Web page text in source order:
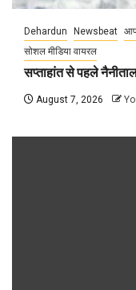
Dehardun Newsbeat
सोशल मीडिया वायरल
सप्ताहांत से पहले
August 7, 2026